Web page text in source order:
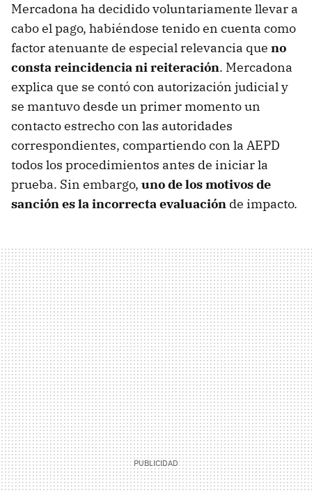
Mercadona ha decidido voluntariamente llevar a
cabo el pago, habiéndose tenido en cuenta como
factor atenuante de especial relevancia que no
consta reincidencia ni reiteración. Mercadona
explica que se contó con autorización judicial y
se mantuvo desde un primer momento un
contacto estrecho con las autoridades
correspondientes, compartiendo con la AEPD
todos los procedimientos antes de iniciar la
prueba. Sin embargo, uno de los motivos de
sanción es la incorrecta evaluación de impacto.